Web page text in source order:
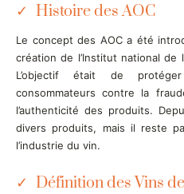
Histoire des AOC
Le concept des AOC a été
création de l’Institut national de
L’objectif était de
consommateurs contre la
l’authenticité des produits.
divers produits, mais il reste
l’industrie du vin.
Définition des Vins